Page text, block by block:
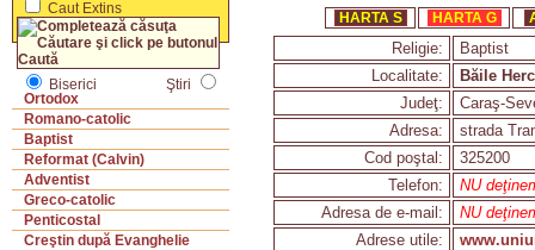
Caut Extins
Biserici
Ştiri
Ortodox
Romano-catolic
Baptist
Reformat (Calvin)
Adventist
Greco-catolic
Penticostal
Creştin după Evanghelie
HARTA S HARTA G
Religie:
Baptist
Localitate:
Băile
Judeţ:
Caraş-
Adresa:
strada
Cod poştal:
325200
Telefon:
NU
Adresa de e-mail:
NU
Adrese utile: